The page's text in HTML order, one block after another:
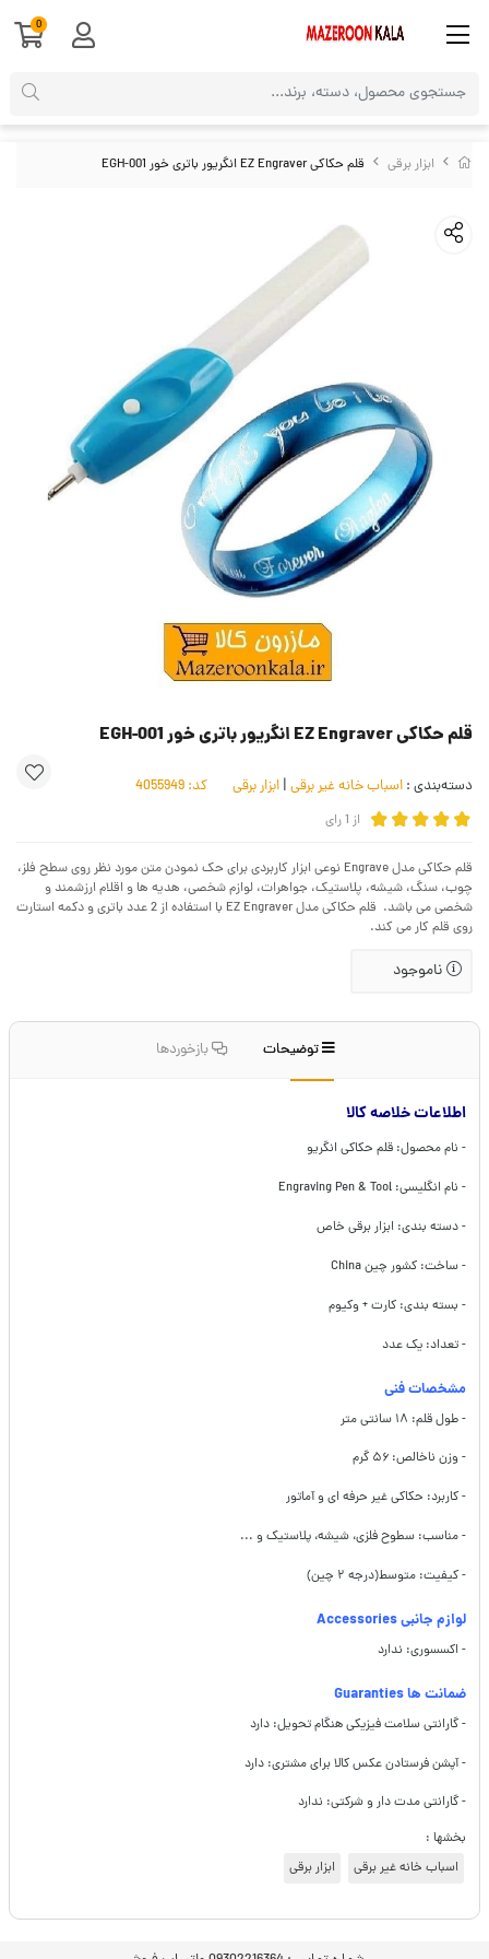
ابزار برقی قلم حکاکی EZ Engraver انگریور باتری خور EGH-001
قلم حکاکی EZ Engraver انگریور باتری خور EGH-001
دسته‌بندی : اسباب خانه غیر برقی | ابزار برقی کد:
از 1رای
قلم حکاکی مدل Engrave نوعی ابزار کاربردی برای حک نمودن متن مورد نظر روی سطح فلز،
چوب، سنگ، شیشه، پلاستیک، جواهرات، لوازم شخصی، هدیه ها و اقلام ارزشمند و
شخصی می باشد. قلم حکاکی مدل EZ Engraver با استفاده از 2 عدد باتری و دکمه استارت
روی قلم کار می کند.
ناموجود
توضیحات بازخوردها
اطلاعات خلاصه کالا
- نام محصول: قلم حکاکی انگریو
- نام انگلیسی: Engraving Pen & Tool
- دسته بندی: ابزار برقی خاص
- ساخت: کشور چین China
- بسته بندی: کارت + وکیوم
- تعداد: یک عدد
مشخصات فنی
- طول قلم: ۱۸ سانتی متر
- وزن ناخالص: ۵۶ گرم
- کاربرد: حکاکی غیر حرفه ای و آماتور
- مناسب: سطوح فلزی، شیشه، پلاستیک و ...
- کیفیت: متوسط(درجه ۲ چین)
لوازم جانبی Accessories
- اکسسوری: ندارد
ضمانت ها Guaranties
- گارانتی سلامت فیزیکی هنگام تحویل: دارد
- آپشن فرستادن عکس کالا برای مشتری: دارد
- گارانتی مدت دار و شرکتی: ندارد
بخشها :
اسباب خانه غیر برقی
ابزار برقی
0